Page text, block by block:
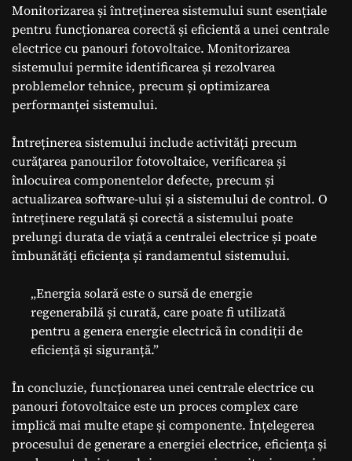
Monitorizarea și întreținerea sistemului sunt esențiale
pentru funcționarea corectă și eficientă a unei centrale
electrice cu panouri fotovoltaice. Monitorizarea
sistemului permite identificarea și rezolvarea
problemelor tehnice, precum și optimizarea
performanței sistemului.
Întreținerea sistemului include activități precum
curățarea panourilor fotovoltaice, verificarea și
înlocuirea componentelor defecte, precum și
actualizarea software-ului și a sistemului de control. O
întreținere regulată și corectă a sistemului poate
prelungi durata de viață a centralei electrice și poate
îmbunătăți eficiența și randamentul sistemului.
„Energia solară este o sursă de energie
regenerabilă și curată, care poate fi utilizată
pentru a genera energie electrică în condiții de
eficiență și siguranță.”
În concluzie, funcționarea unei centrale electrice cu
panouri fotovoltaice este un proces complex care
implică mai multe etape și componente. Înțelegerea
procesului de generare a energiei electrice, eficiența și